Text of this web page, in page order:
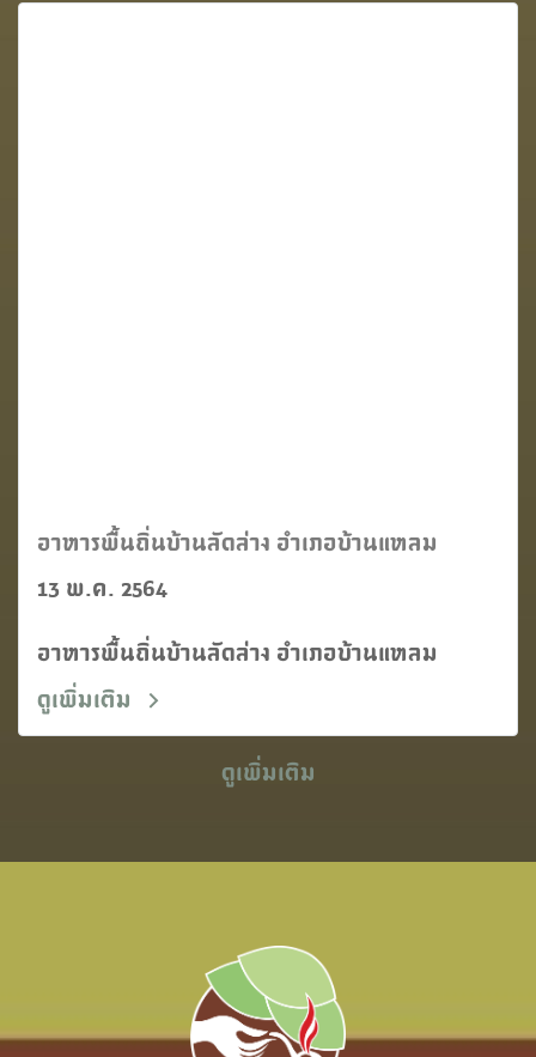
อาหารพื้นถิ่นบ้านลัดล่าง อำเภอบ้านแหลม
13 พ.ค. 2564
อาหารพื้นถิ่นบ้านลัดล่าง อำเภอบ้านแหลม
ดูเพิ่มเติม
ดูเพิ่มเติม